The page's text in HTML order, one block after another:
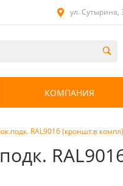
ул. Сутырина,
КОМПАНИЯ
RAL9016 (кроншт.в компл)